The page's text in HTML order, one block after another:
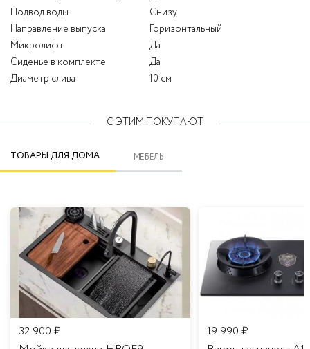
Подвод воды
Снизу
Направление выпуска
Горизонтальный
Микролифт
Да
Сиденье в комплекте
Да
Диаметр слива
10 см
С ЭТИМ ПОКУПАЮТ
ТОВАРЫ ДЛЯ ДОМА МЕБЕЛЬ
32 900 ₽
19 990 ₽